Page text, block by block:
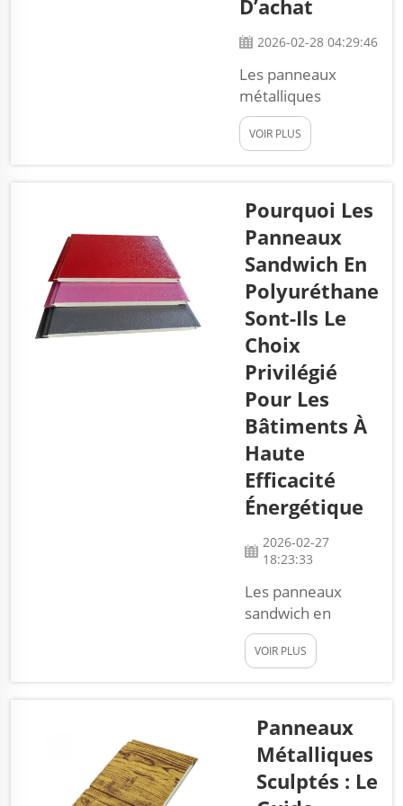
sculptés de haute
seulement esthétiques,
mais...
D’achat
2026-02-28 04:29:46
Les panneaux
métalliques
sculptés sont des
éléments spéciaux
de plus en plus
populaires pour les
maisons
préfabriquées. Ces
panneaux
présentent des
motifs gravés ou
découpés dans le
métal, ce qui leur
confère non
seulement une
grande résistance,
mais aussi un
aspect esthétique
remarquable.
utilisés dans les
préfa...
VOIR PLUS
Pourquoi Les
Panneaux
Sandwich En
Polyuréthane
Sont-Ils Le
Choix
Privilégié
Pour Les
Bâtiments À
Haute
Efficacité
Énergétique
2026-02-27
18:23:33
Les panneaux
sandwich en
polyuréthane
constituent un
de bâtiment
permettant des
économies
d’énergie. Ils se
VOIR PLUS
Panneaux
Métalliques
Sculptés : Le